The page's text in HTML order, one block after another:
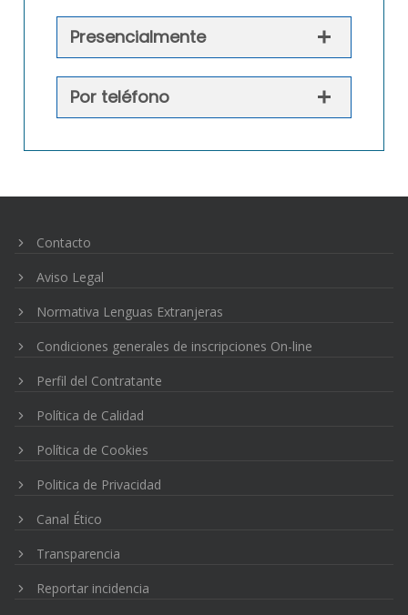
Presencialmente
Por teléfono
de
Contacto
Aviso Legal
Normativa Lenguas Extranjeras
Condiciones generales de inscripciones On-line
Perfil del Contratante
Política de Calidad
Política de Cookies
Politica de Privacidad
Canal Ético
Transparencia
Reportar incidencia